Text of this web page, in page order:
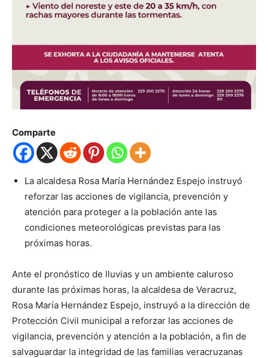
Comparte
La alcaldesa Rosa María Hernández Espejo instruyó
reforzar las acciones de vigilancia, prevención y
atención para proteger a la población ante las
condiciones meteorológicas previstas para las
próximas horas.
Ante el pronóstico de lluvias y un ambiente caluroso
durante las próximas horas, la alcaldesa de Veracruz,
Rosa María Hernández Espejo, instruyó a la dirección de
Protección Civil municipal a reforzar las acciones de
vigilancia, prevención y atención a la población, a fin de
salvaguardar la integridad de las familias veracruzanas